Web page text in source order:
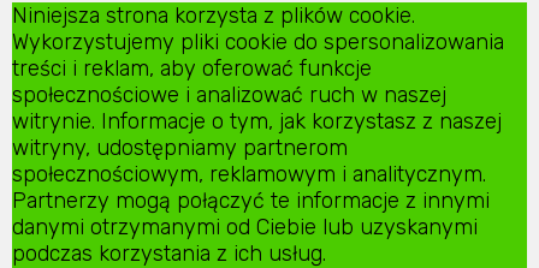
Niniejsza strona korzysta z plików cookie.
Wykorzystujemy pliki cookie do spersonalizowania
treści i reklam, aby oferować funkcje
społecznościowe i analizować ruch w naszej
witrynie. Informacje o tym, jak korzystasz z naszej
witryny, udostępniamy partnerom
społecznościowym, reklamowym i analitycznym.
Partnerzy mogą połączyć te informacje z innymi
danymi otrzymanymi od Ciebie lub uzyskanymi
podczas korzystania z ich usług.